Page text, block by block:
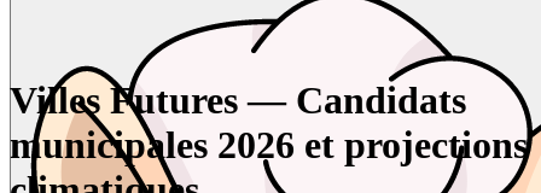
Villes Futures — Candidats
municipales 2026 et projections